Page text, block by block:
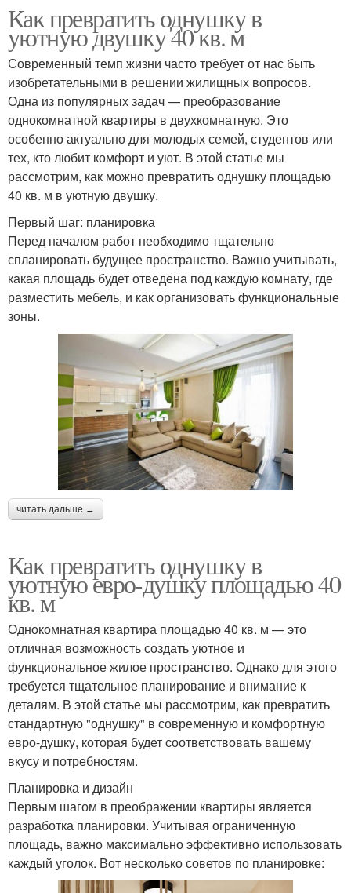
Как превратить однушку в
уютную двушку 40 кв. м
Современный темп жизни часто требует от нас быть
изобретательными в решении жилищных вопросов.
Одна из популярных задач — преобразование
однокомнатной квартиры в двухкомнатную. Это
особенно актуально для молодых семей, студентов или
тех, кто любит комфорт и уют. В этой статье мы
рассмотрим, как можно превратить однушку площадью
40 кв. м в уютную двушку.
Первый шаг: планировка
Перед началом работ необходимо тщательно
спланировать будущее пространство. Важно учитывать,
какая площадь будет отведена под каждую комнату, где
разместить мебель, и как организовать функциональные
зоны.
читать дальше →
Как превратить однушку в
уютную евро-душку площадью 40
кв. м
Однокомнатная квартира площадью 40 кв. м — это
отличная возможность создать уютное и
функциональное жилое пространство. Однако для этого
требуется тщательное планирование и внимание к
деталям. В этой статье мы рассмотрим, как превратить
стандартную "однушку" в современную и комфортную
евро-душку, которая будет соответствовать вашему
вкусу и потребностям.
Планировка и дизайн
Первым шагом в преображении квартиры является
разработка планировки. Учитывая ограниченную
площадь, важно максимально эффективно использовать
каждый уголок. Вот несколько советов по планировке: